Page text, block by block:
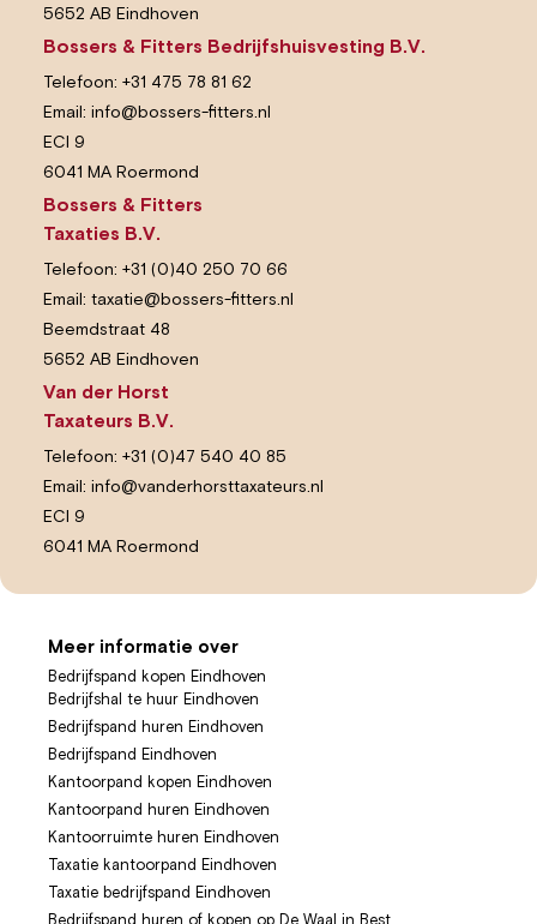
5652 AB Eindhoven
Bossers & Fitters Bedrijfshuisvesting B.V.
Telefoon: +31 475 78 81 62
Email: info@bossers-fitters.nl
ECI 9
6041 MA Roermond
Bossers & Fitters
Taxaties B.V.
Telefoon: +31 (0)40 250 70 66
Email: taxatie@bossers-fitters.nl
Beemdstraat 48
5652 AB Eindhoven
Van der Horst
Taxateurs B.V.
Telefoon: +31 (0)47 540 40 85
Email: info@vanderhorsttaxateurs.nl
ECI 9
6041 MA Roermond
Meer informatie over
Bedrijfspand kopen Eindhoven
Bedrijfshal te huur Eindhoven
Bedrijfspand huren Eindhoven
Bedrijfspand Eindhoven
Kantoorpand kopen Eindhoven
Kantoorpand huren Eindhoven
Kantoorruimte huren Eindhoven
Taxatie kantoorpand Eindhoven
Taxatie bedrijfspand Eindhoven
Bedrijfspand huren of kopen op De Waal in Best